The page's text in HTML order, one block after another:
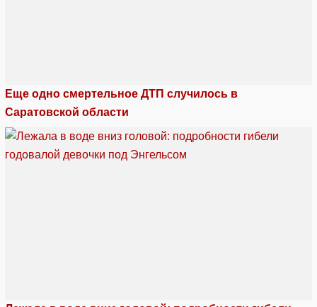
Еще одно смертельное ДТП случилось в
Саратовской области